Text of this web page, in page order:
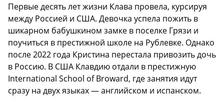
Первые десять лет жизни Клава провела, курсируя
между Россией и США. Девочка успела пожить в
шикарном бабушкином замке в поселке Грязи и
поучиться в престижной школе на Рублевке. Однако
после 2022 года Кристина перестала привозить дочь
в Россию. В США Клавдию отдали в престижную
International School of Broward, где занятия идут
сразу на двух языках — английском и испанском.